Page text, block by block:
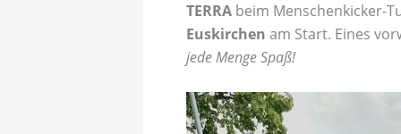
TERRA beim Menschenkicker-
Euskirchen am Start. Eines
jede Menge Spaß!